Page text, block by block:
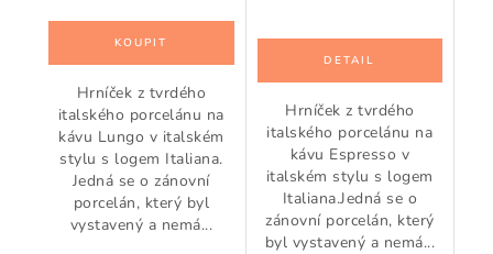
Hrníček z tvrdého
italského porcelánu na
kávu Lungo v italském
stylu s logem Italiana.
Jedná se o zánovní
porcelán, který byl
vystavený a nemá...
Hrníček z tvrdého
italského porcelánu na
kávu Espresso v
italském stylu s logem
Italiana.Jedná se o
zánovní porcelán, který
byl vystavený a nemá...